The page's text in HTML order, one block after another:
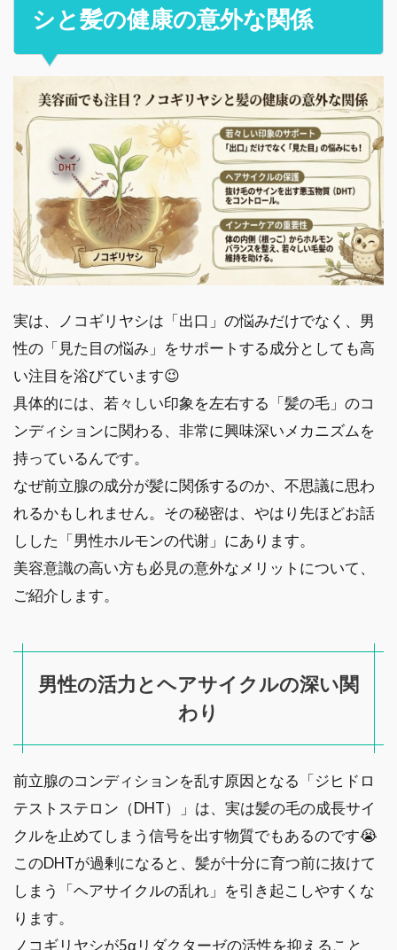
シと髪の健康の意外な関係
実は、ノコギリヤシは「出口」の悩みだけでなく、男
性の「見た目の悩み」をサポートする成分としても高
い注目を浴びています😉
具体的には、若々しい印象を左右する「髪の毛」のコ
ンディションに関わる、非常に興味深いメカニズムを
持っているんです。
なぜ前立腺の成分が髪に関係するのか、不思議に思わ
れるかもしれません。その秘密は、やはり先ほどお話
しした「男性ホルモンの代谢」にあります。
美容意識の高い方も必見の意外なメリットについて、
ご紹介します。
男性の活力とヘアサイクルの深い関
わり
前立腺のコンディションを乱す原因となる「ジヒドロ
テストステロン（DHT）」は、実は髪の毛の成長サイ
クルを止めてしまう信号を出す物質でもあるのです😭
このDHTが過剰になると、髪が十分に育つ前に抜けて
しまう「ヘアサイクルの乱れ」を引き起こしやすくな
ります。
ノコギリヤシが5αリダクターゼの活性を抑えること